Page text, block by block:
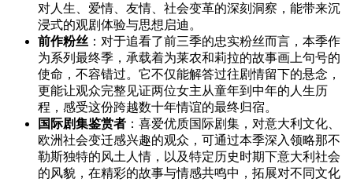
对人生、爱情、友情、社会变革的深刻洞察，能带来沉
浸式的观剧体验与思想启迪。
前作粉丝 ：对于追看了前三季的忠实粉丝而言，本季作
为系列最终季，承载着为莱农和莉拉的故事画上句号的
使命，不容错过。它不仅能解答过往剧情留下的悬念，
更能让观众完整见证两位女主从童年到中年的人生历
程，感受这份跨越数十年情谊的最终归宿。
国际剧集鉴赏者 ：喜爱优质国际剧集，对意大利文化、
欧洲社会变迁感兴趣的观众，可通过本季深入领略那不
勒斯独特的风土人情，以及特定历史时期下意大利社会
的风貌，在精彩的故事与情感共鸣中，拓展对不同文化